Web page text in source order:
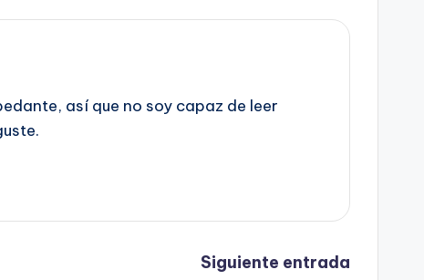
así que no soy capaz de leer
Siguiente entrada